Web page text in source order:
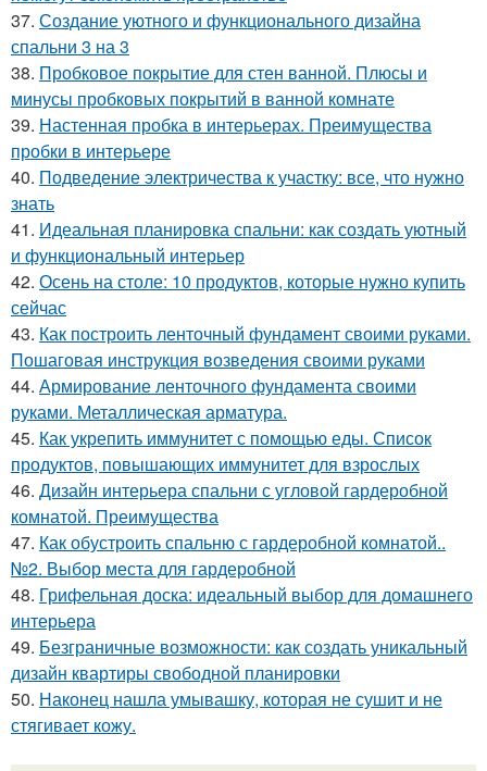
37. Создание уютного и функционального дизайна
спальни 3 на 3
38. Пробковое покрытие для стен ванной. Плюсы и
минусы пробковых покрытий в ванной комнате
39. Настенная пробка в интерьерах. Преимущества
пробки в интерьере
40. Подведение электричества к участку: все, что нужно
знать
41. Идеальная планировка спальни: как создать уютный
и функциональный интерьер
42. Осень на столе: 10 продуктов, которые нужно купить
сейчас
43. Как построить ленточный фундамент своими руками.
Пошаговая инструкция возведения своими руками
44. Армирование ленточного фундамента своими
руками. Металлическая арматура.
45. Как укрепить иммунитет с помощью еды. Список
продуктов, повышающих иммунитет для взрослых
46. Дизайн интерьера спальни с угловой гардеробной
комнатой. Преимущества
47. Как обустроить спальню с гардеробной комнатой..
№2. Выбор места для гардеробной
48. Грифельная доска: идеальный выбор для домашнего
интерьера
49. Безграничные возможности: как создать уникальный
дизайн квартиры свободной планировки
50. Наконец нашла умывашку, которая не сушит и не
стягивает кожу.